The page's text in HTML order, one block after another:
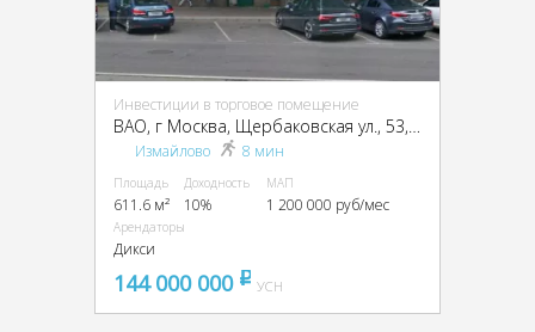
Инвестиции в торговое помещение
ВАО, г Москва, Щербаковская ул., 53, кор. 1
Измайлово 8 мин
Площадь
611.6 м²
Доходность
10%
МАП
1 200 000 руб/мес
Арендаторы
Дикси
144 000 000 pуб
УСН